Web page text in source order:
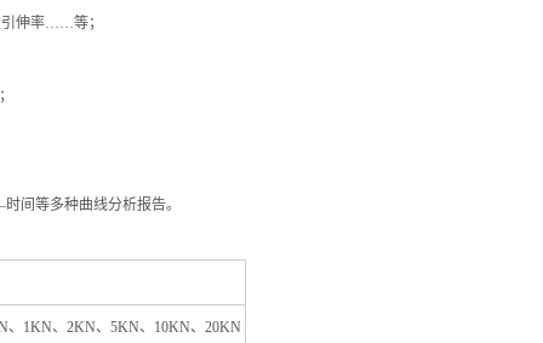
引伸率……等；
间等多种曲线分析报告。
、1KN、2KN、5KN、10KN、20KN